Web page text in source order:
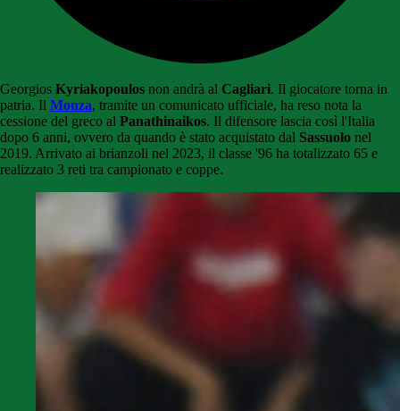
Georgios Kyriakopoulos non andrà al Cagliari. Il giocatore torna in
patria. Il Monza, tramite un comunicato ufficiale, ha reso nota la
cessione del greco al Panathinaikos. Il difensore lascia così l'Italia
dopo 6 anni, ovvero da quando è stato acquistato dal Sassuolo nel
2019. Arrivato ai brianzoli nel 2023, il classe '96 ha totalizzato 65 e
realizzato 3 reti tra campionato e coppe.